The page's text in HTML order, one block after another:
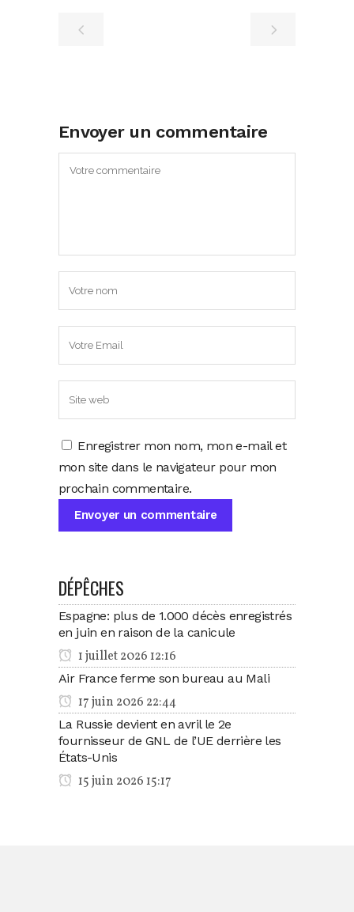
Envoyer un commentaire
Enregistrer mon nom, mon e-mail et
mon site dans le navigateur pour mon
prochain commentaire.
DÉPÊCHES
Espagne: plus de 1.000 décès enregistrés
en juin en raison de la canicule
1 juillet 2026 12:16
Air France ferme son bureau au Mali
17 juin 2026 22:44
La Russie devient en avril le 2e
fournisseur de GNL de l’UE derrière les
États-Unis
15 juin 2026 15:17